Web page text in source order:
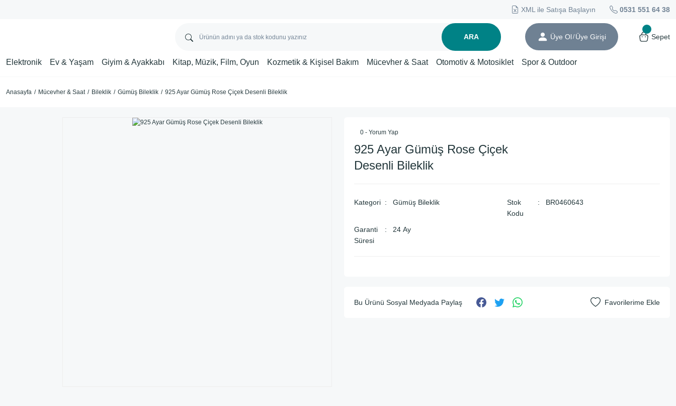
XML ile Satışa Başlayın 0531 551 64 38
ARA Üye Ol/ Üye Girişi Sepet
Elektronik Ev & Yaşam Giyim & Ayakkabı Kitap, Müzik, Film, Oyun Kozmetik & Kişisel Bakım Mücevher & Saat Otomotiv & Motosiklet Spor & Outdoor
Anasayfa Mücevher & Saat Bileklik Gümüş Bileklik 925 Ayar Gümüş Rose Çiçek Desenli Bileklik
0 - Yorum Yap
925 Ayar Gümüş Rose Çiçek
Desenli Bileklik
Kategori Gümüş Bileklik
Stok
Kodu
BR0460643
Garanti
Süresi
24 Ay
Bu Ürünü Sosyal Medyada Paylaş